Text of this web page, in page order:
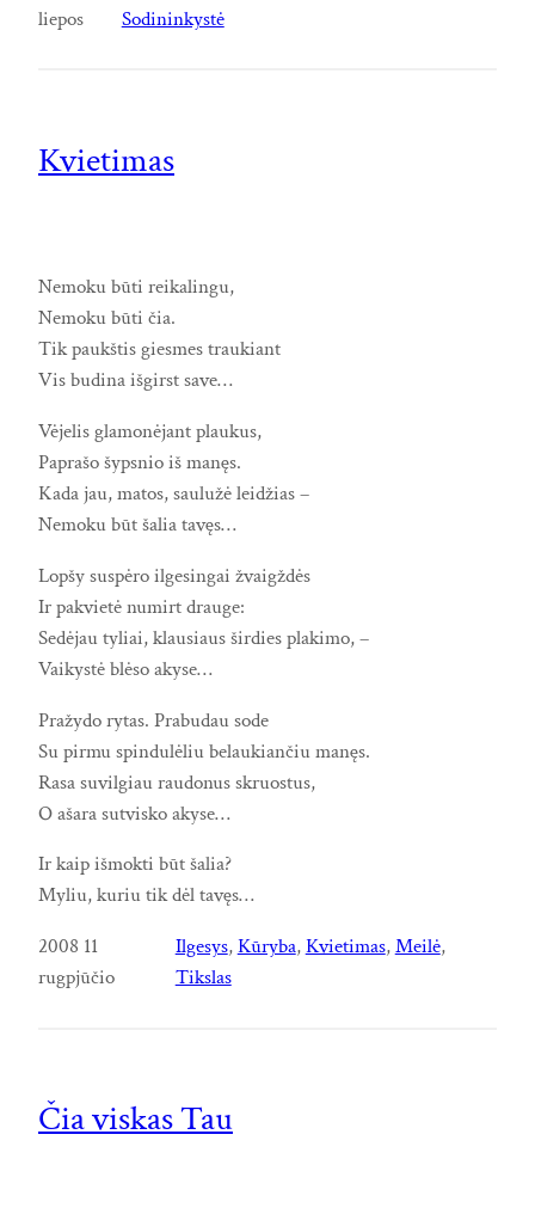
liepos
Sodininkystė
Kvietimas
Nemoku būti reikalingu,
Nemoku būti čia.
Tik paukštis giesmes traukiant
Vis budina išgirst save…
Vėjelis glamonėjant plaukus,
Paprašo šypsnio iš manęs.
Kada jau, matos, saulužė leidžias –
Nemoku būt šalia tavęs…
Lopšy suspėro ilgesingai žvaigždės
Ir pakvietė numirt drauge:
Sedėjau tyliai, klausiaus širdies plakimo, –
Vaikystė blėso akyse…
Pražydo rytas. Prabudau sode
Su pirmu spindulėliu belaukiančiu manęs.
Rasa suvilgiau raudonus skruostus,
O ašara sutvisko akyse…
Ir kaip išmokti būt šalia?
Myliu, kuriu tik dėl tavęs…
2008 11
rugpjūčio
Ilgesys, Kūryba, Kvietimas, Meilė,
Tikslas
Čia viskas Tau